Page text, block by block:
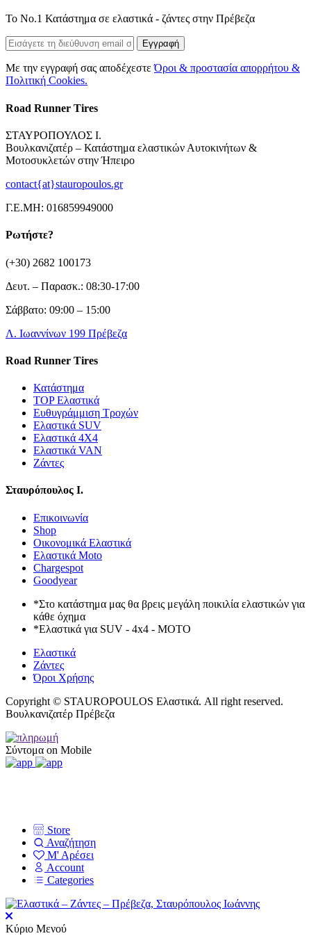
Το Νο.1 Κατάστημα σε ελαστικά - ζάντες στην Πρέβεζα
Εγγραφή
Με την εγγραφή σας αποδέχεστεΌροι & προστασία απορρήτου &
Πολιτική Cookies.
Road Runner Tires
ΣΤΑΥΡΟΠΟΥΛΟΣ Ι.
Βουλκανιζατέρ – Κατάστημα ελαστικών Αυτοκινήτων &
Μοτοσυκλετών στην Ήπειρο
contact{at}stauropoulos.gr
Γ.Ε.ΜΗ: 016859949000
Ρωτήστε?
(+30) 2682 100173
Δευτ. – Παρασκ.: 08:30-17:00
Σάββατο: 09:00 – 15:00
Λ. Ιωαννίνων 199 Πρέβεζα
Road Runner Tires
Κατάστημα
TOP Ελαστικά
Ευθυγράμμιση Τροχών
Ελαστικά SUV
Ελαστικά 4X4
Ελαστικά VAN
Ζάντες
Σταυρόπουλος Ι.
Επικοινωνία
Shop
Οικονομικά Ελαστικά
Ελαστικά Moto
Chargespot
Goodyear
*Στο κατάστημα μας θα βρεις μεγάλη ποικιλία ελαστικών για
κάθε όχημα
*Ελαστικά για SUV - 4x4 - MOTO
Ελαστικά
Ζάντες
Όροι Χρήσης
Copyright © STAUROPOULOS Ελαστικά. All right reserved.
Βουλκανιζατέρ Πρέβεζα
Σύντομα on Mobile
Store
Αναζήτηση
Μ' Αρέσει
Account
Categories
Κύριο Μενού